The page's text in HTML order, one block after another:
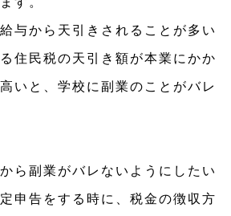
与から天引きされることが多い
住民税の天引き額が本業にかか
いと、学校に副業のことがバレ
ら副業がバレないようにしたい
申告をする時に、税金の徴収方